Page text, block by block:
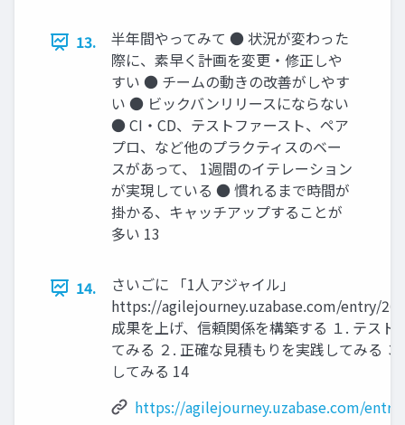
13.
半年間やってみて ● 状況が変わった
際に、素早く計画を変更・修正しや
すい ● チームの動きの改善がしやす
い ● ビックバンリリースにならない
● CI・CD、テストファースト、ペア
プロ、など他のプラクティスのベー
スがあって、 1週間のイテレーション
が実現している ● 慣れるまで時間が
掛かる、キャッチアップすることが
多い 13
14.
さいごに 「1人アジャイル」
https://agilejourney.uzabase.com/entry/
成果を上げ、信頼関係を構築する １. テスト
てみる ２. 正確な見積もりを実践してみる
してみる 14
https://agilejourney.uzabase.com/